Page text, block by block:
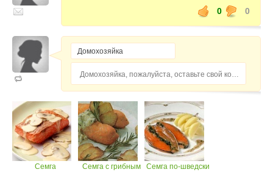
0
0
Домохозяйка, пожалуйста, оставьте свой комментарий...
Семга
Семга с грибным
Семга по-шведски